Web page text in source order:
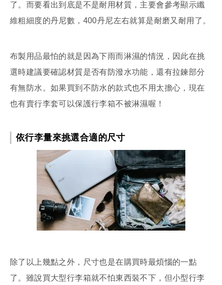
了。而要看出到底是不是耐用材質，主要會參考顯示纖
維粗細度的丹尼數，400丹尼左右就算是耐磨又耐用了。
布製用品最怕的就是因為下雨而淋濕的情況，因此在挑
選時建議要確認材質是否有防潑水功能，還有拉鍊部分
有無防水。如果買到不防水的款式也不用太擔心，現在
也有賣行李套可以保護行李箱不被淋濕喔！
依行李量來挑選合適的尺寸
除了以上幾點之外，尺寸也是在購買時最煩惱的一點
了。雖說買大型行李箱就不怕東西裝不下，但小型行李